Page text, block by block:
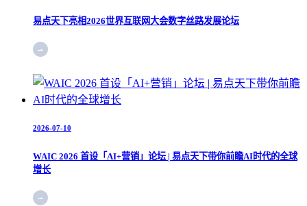
易点天下亮相2026世界互联网大会数字丝路发展论坛
2026-07-10
WAIC 2026 首设「AI+营销」论坛 | 易点天下带你前瞻AI时代的全球
增长